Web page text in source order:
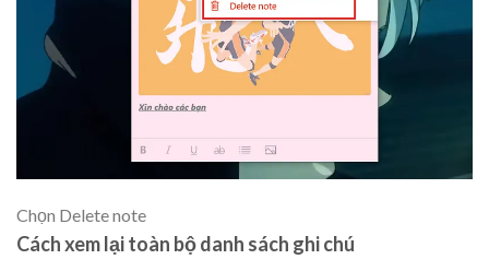
Chọn Delete note
Cách xem lại toàn bộ danh sách ghi chú